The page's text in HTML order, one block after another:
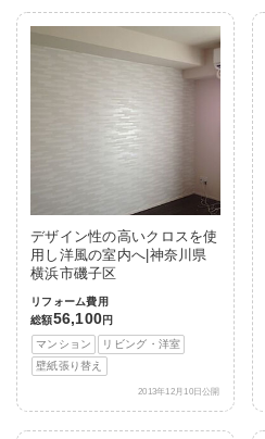
デザイン性の高いクロスを使
用し洋風の室内へ|神奈川県
横浜市磯子区
リフォーム費用
総額56,100円
マンション
リビング・洋室
壁紙張り替え
2013年12月10日公開